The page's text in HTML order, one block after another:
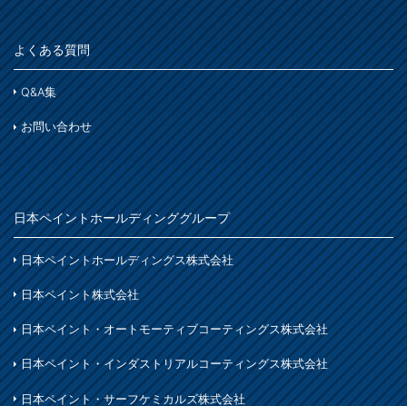
よくある質問
Q&A集
お問い合わせ
日本ペイントホールディンググループ
日本ペイントホールディングス株式会社
日本ペイント株式会社
日本ペイント・オートモーティブコーティングス株式会社
日本ペイント・インダストリアルコーティングス株式会社
日本ペイント・サーフケミカルズ株式会社